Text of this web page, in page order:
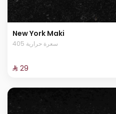
New York Maki
405 سعرة حرارية
⁨⁦‪‬ 29⁩